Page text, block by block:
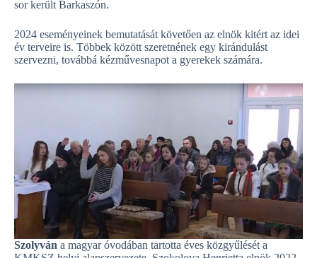
sor került Barkaszón.
2024 eseményeinek bemutatását követően az elnök kitért az idei
év terveire is. Többek között szeretnének egy kirándulást
szervezni, továbbá kézművesnapot a gyerekek számára.
Szolyván a magyar óvodában tartotta éves közgyűlését a